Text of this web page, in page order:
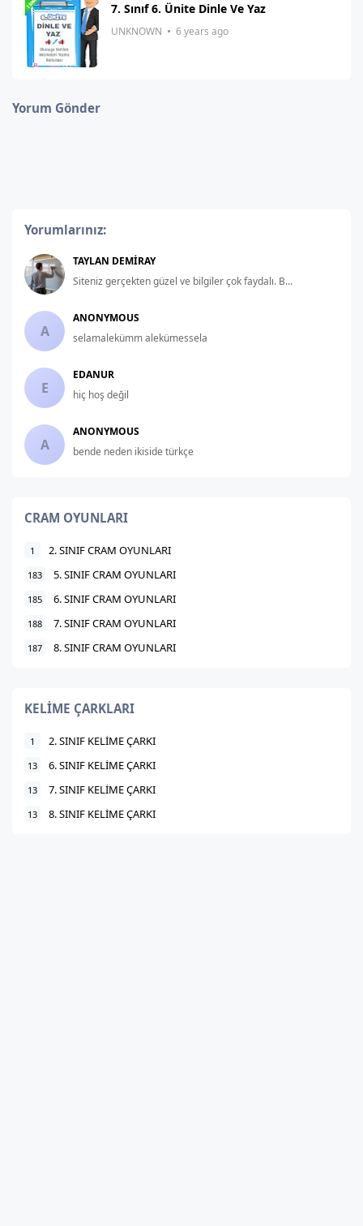
7. Sınıf 6. Ünite Dinle Ve Yaz
UNKNOWN 6 years ago
Yorum Gönder
Yorumlarınız:
TAYLAN DEMIRAY
Siteniz gerçekten güzel ve bilgiler çok faydalı. B...
A
ANONYMOUS
selamalekümm alekümessela
E
EDANUR
hiç hoş değil
A
ANONYMOUS
bende neden ikiside türkçe
CRAM OYUNLARI
1 2. SINIF CRAM OYUNLARI
183 5. SINIF CRAM OYUNLARI
185 6. SINIF CRAM OYUNLARI
188 7. SINIF CRAM OYUNLARI
187 8. SINIF CRAM OYUNLARI
KELİME ÇARKLARI
1 2. SINIF KELİME ÇARKI
13 6. SINIF KELİME ÇARKI
13 7. SINIF KELİME ÇARKI
13 8. SINIF KELİME ÇARKI